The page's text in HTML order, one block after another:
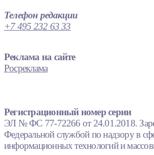
Телефон редакции
+7 495 232 63 33
Реклама на сайте
Росреклама
Регистрационный номер серии
ЭЛ № ФС 77-72266 от 24.01.2018.
Федеральной службой по надзору в
информационных технологий и